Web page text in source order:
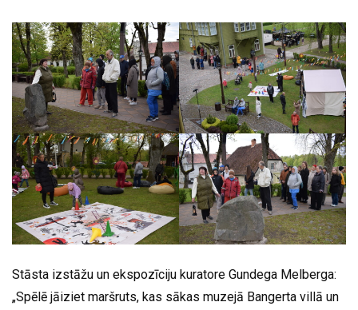
Stāsta izstāžu un ekspozīciju kuratore Gundega Melberga:
„Spēlē jāiziet maršruts, kas sākas muzejā Bangerta villā un